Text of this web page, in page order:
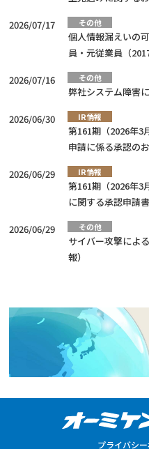
2026/07/17 その他
個人情報漏えいの
員・元従業員（
2026/07/16 その他
弊社システム障害
2026/06/30 IR情報
第161期（2026年3
申請に係る承認の
2026/06/29 IR情報
第161期（2026年3
に関する承認申請
2026/06/29 その他
サイバー攻撃によ
報）
プライバシ